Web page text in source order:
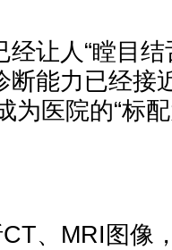
让人“瞠目
断能力已经接
为医院的“标
、MRI图像